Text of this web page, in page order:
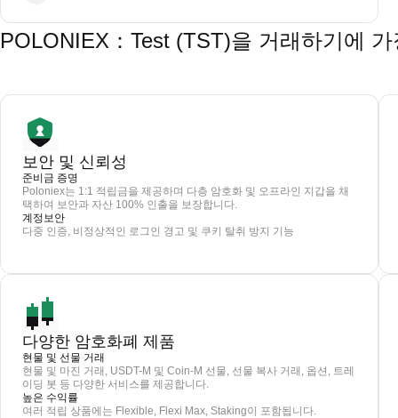
POLONIEX：Test (TST)을 거래하기에
보안 및 신뢰성
준비금 증명
Poloniex는 1:1 적립금을 제공하며 다층 암호화 및 오프라인 지갑을 채
택하여 보안과 자산 100% 인출을 보장합니다.
계정보안
다중 인증, 비정상적인 로그인 경고 및 쿠키 탈취 방지 기능
다양한 암호화폐 제품
현물 및 선물 거래
현물 및 마진 거래, USDT-M 및 Coin-M 선물, 선물 복사 거래, 옵션, 트레
이딩 봇 등 다양한 서비스를 제공합니다.
높은 수익률
여러 적립 상품에는 Flexible, Flexi Max, Staking이 포함됩니다.